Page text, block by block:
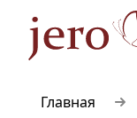
Главная